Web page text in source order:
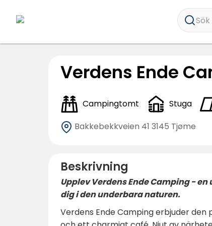
Verdens Ende
Campingtomt Stuga
Bakkebekkveien 41 3145 Tjøme
Beskrivning
Upplev Verdens Ende Camping -
dig i den underbara naturen.
Verdens Ende Camping erbjuder